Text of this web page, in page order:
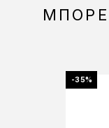
-35%